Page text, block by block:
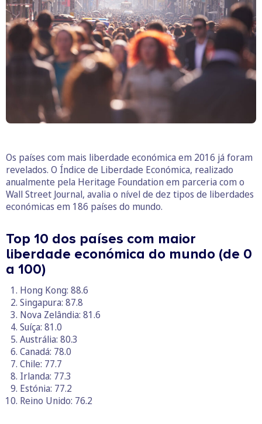
Os países com mais liberdade económica em 2016 já foram
revelados. O Índice de Liberdade Económica, realizado
anualmente pela Heritage Foundation em parceria com o
Wall Street Journal, avalia o nível de dez tipos de liberdades
económicas em 186 países do mundo.
Top 10 dos países com maior
liberdade económica do mundo (de 0
a 100)
Hong Kong: 88.6
Singapura: 87.8
Nova Zelândia: 81.6
Suíça: 81.0
Austrália: 80.3
Canadá: 78.0
Chile: 77.7
Irlanda: 77.3
Estónia: 77.2
Reino Unido: 76.2